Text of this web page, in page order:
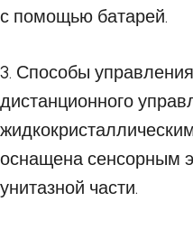
с помощью батарей.
3. Способы
дистанционного
оснащена сенсорным
унитазной части.